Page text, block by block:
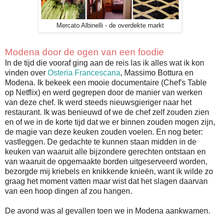
Mercato Albinelli - de overdekte markt
Modena door de ogen van een foodie
In de tijd die vooraf ging aan de reis las ik alles wat ik kon
vinden over Osteria Francescana, Massimo Bottura en
Modena. Ik bekeek een mooie documentaire (Chef's Table
op Netflix) en werd gegrepen door de manier van werken
van deze chef. Ik werd steeds nieuwsgieriger naar het
restaurant. Ik was benieuwd of we de chef zelf zouden zien
en of we in de korte tijd dat we er binnen zouden mogen zijn,
de magie van deze keuken zouden voelen. En nog beter:
vastleggen. De gedachte te kunnen staan midden in de
keuken van waaruit alle bijzondere gerechten ontstaan en
van waaruit de opgemaakte borden uitgeserveerd worden,
bezorgde mij kriebels en knikkende knieën, want ik wilde zo
graag het moment vatten maar wist dat het slagen daarvan
van een hoop dingen af zou hangen.
De avond was al gevallen toen we in Modena aankwamen.